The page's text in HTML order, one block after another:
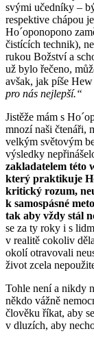
svými učedníky –
respektive chápou
Ho´oponopono
čistících technik),
rukou Božství a
už bylo řečeno,
avšak, jak píše
pro nás nejlepší.“
Jistěže mám s
mnozí naši čtenáři,
velkým světovým
výsledky
zakladatelem této
který praktikuje
kritický rozum,
k samospásné
tak aby vždy stál
se za ty roky i s
v realitě cokoliv
okolí otravovali
život zcela
Tohle není a nikdy
někdo vážně
člověku říkat, aby
v dluzích, aby